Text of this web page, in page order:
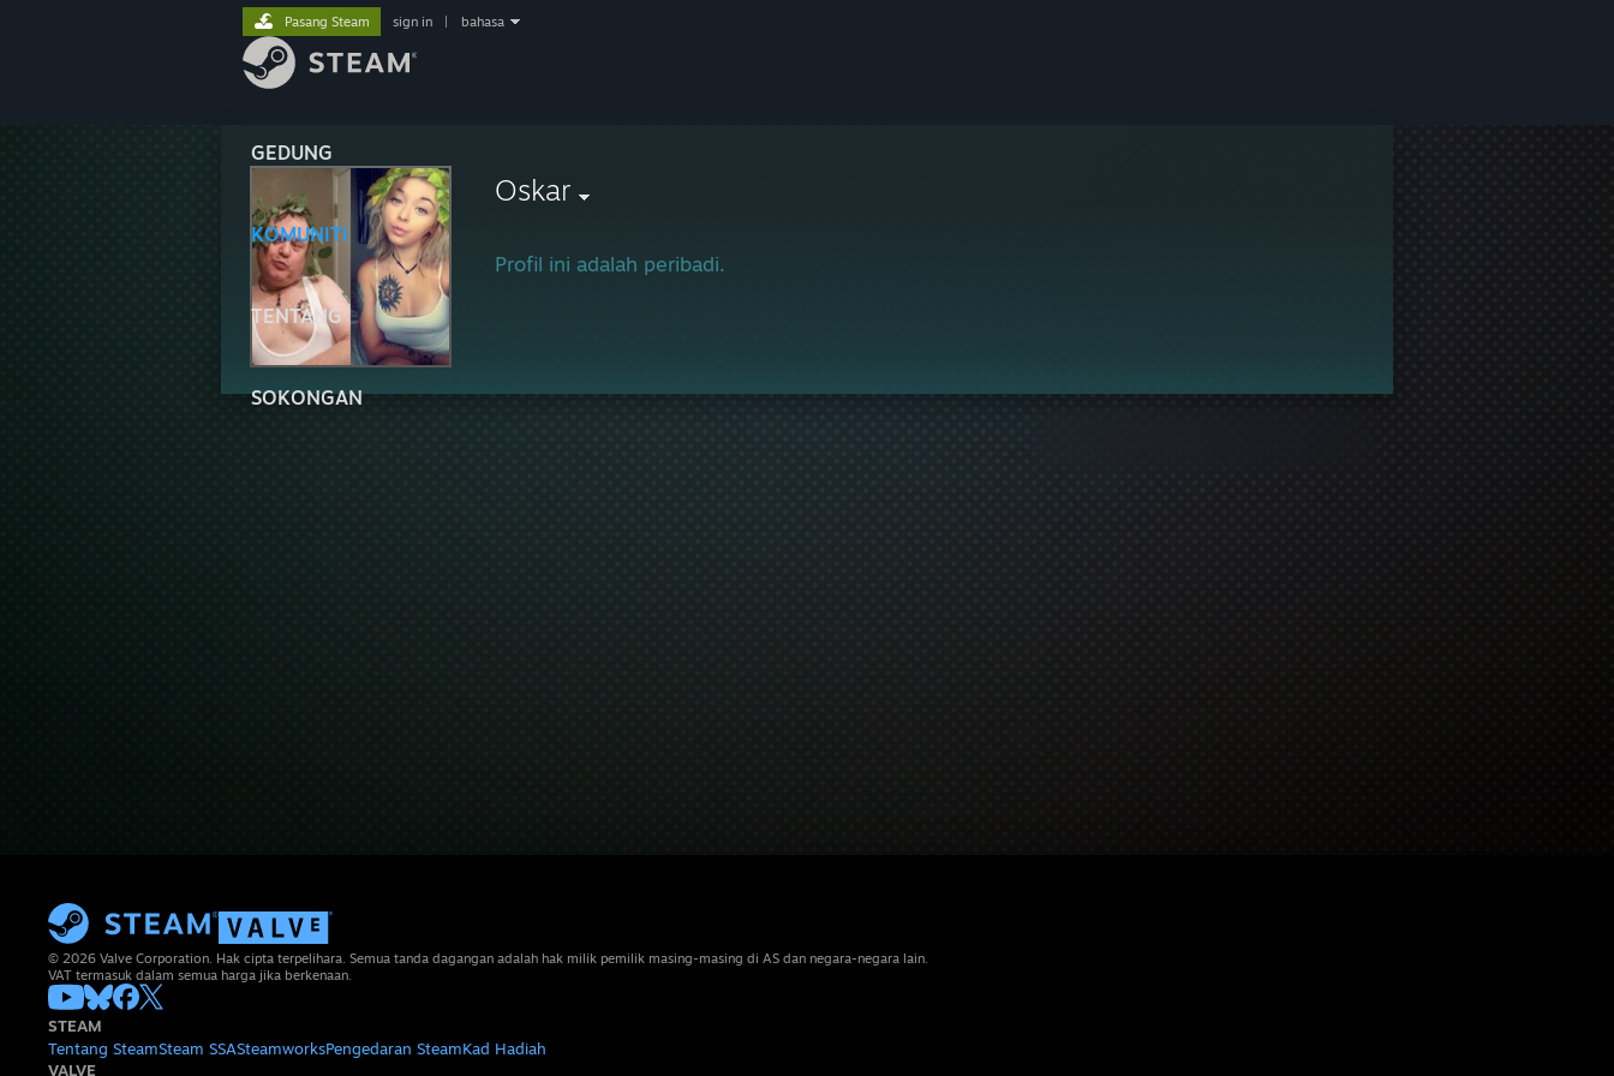
GEDUNG
KOMUNITI
TENTANG
SOKONGAN
Pasang Steam sign in bahasa
Oskar
Profil ini adalah peribadi.
© 2026 Valve Corporation. Hak cipta terpelihara. Semua tanda dagangan adalah hak milik pemilik masing-masing di AS dan negara-negara lain.
VAT termasuk dalam semua harga jika berkenaan.
STEAM
Tentang SteamSteam SSASteamworksPengedaran SteamKad Hadiah
VALVE